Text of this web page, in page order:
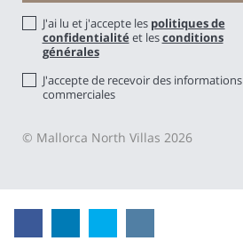
J'ai lu et j'accepte les politiques de
confidentialité et lesconditions
générales
J'accepte de recevoir des informations
commerciales
© Mallorca North Villas 2026